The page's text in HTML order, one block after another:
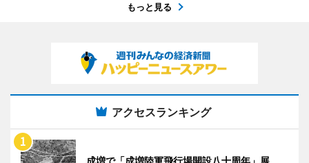
もっと見る
アクセスランキング
成増で「成増陸軍飛行場開設八十周年」展